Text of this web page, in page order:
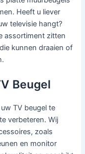
Heeft u liever
televisie hangt?
assortiment zitten
kunnen draaien of
Beugel
TV beugel te
verbeteren. Wij
zoals
en monitor